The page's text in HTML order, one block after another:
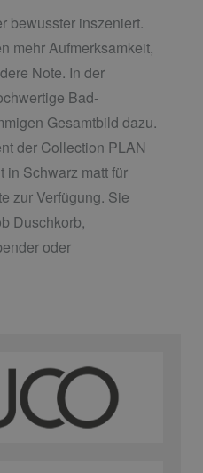
bewusster inszeniert.
mehr Aufmerksamkeit,
Note. In der
Bad-
Gesamtbild dazu.
der Collection PLAN
in Schwarz matt für
zur Verfügung. Sie
Duschkorb,
oder